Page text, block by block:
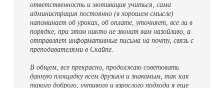
ответственность и мотивация учиться, сама
администрация постоянно (в хорошем смысле)
напоминает об уроках, об оплате, уточняет, все ли в
порядке, при этом никто не звонит вам назойливо, а
отправляет информативные письма на почту, связь с
преподавателями в Скайпе.
В общем, все прекрасно, продолжаю советовать
данную площадку всем друзьям и знакомым, так как
такого доброго, учтивого и взрослого подхода я еще